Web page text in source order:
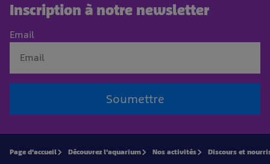
Inscription à notre newsletter
Email
Soumettre
Page d'accueil Découvrez l'aquarium Nos activités Discours et